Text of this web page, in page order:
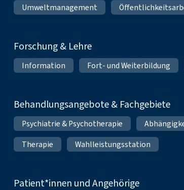
Umweltmanagement
Forschung & Lehre
Information Fort- und Weiterbildung
Behandlungsangebote & Fachgebiete
Psychiatrie & Psychotherapie
Therapie
Wahlleistungsstation
Patient*innen und Angehörige